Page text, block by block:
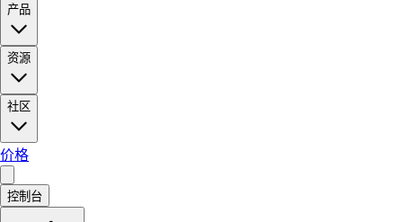
产品
资源
社区
价格
控制台